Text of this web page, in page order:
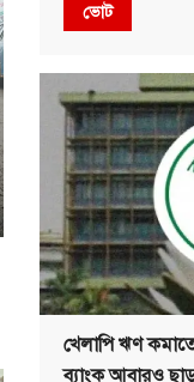
ভোট
খেলাপি ঋণ
ব্যাংক আবারও